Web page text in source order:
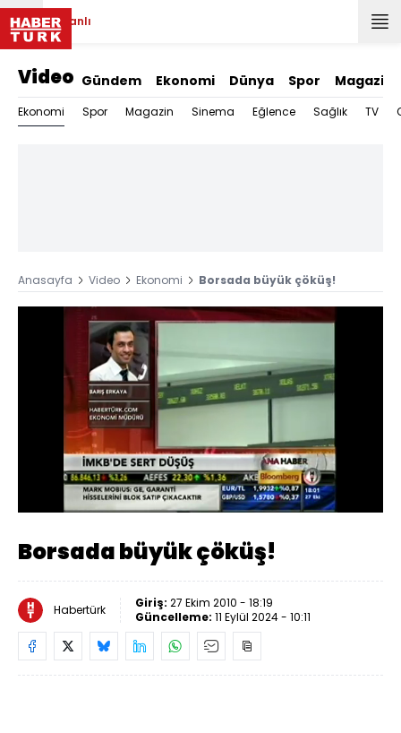
Canlı
Video Gündem Ekonomi Dünya Spor Magazin
Ekonomi Spor Magazin Sinema Eğlence Sağlık TV
Anasayfa Video Ekonomi Borsada büyük çöküş!
Sesi
Aç
Yüklendi:
22.00%
Oynatma
Hızı
Borsada büyük çöküş!
Habertürk Giriş: 27 Ekim 2010 - 18:19
Güncelleme: 11 Eylül 2024 - 10:11